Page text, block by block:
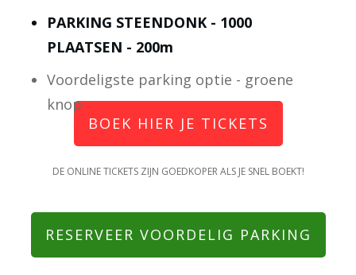
PARKING STEENDONK - 1000
PLAATSEN - 200m
Voordeligste parking optie - groene
knop
BOEK HIER JE TICKETS
DE ONLINE TICKETS ZIJN GOEDKOPER ALS JE SNEL BOEKT!
RESERVEER VOORDELIG PARKING